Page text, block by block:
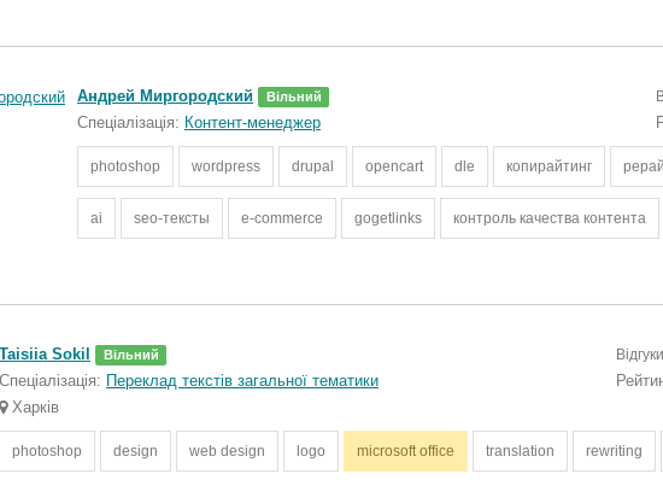
Андрей Миргородский Вільний
Спеціалізація: Контент-менеджер
photoshop wordpress drupal opencart dle копирайтинг
ai seo-тексты e-commerce gogetlinks контроль качества контента
Taisiia Sokil Вільний
Спеціалізація: Переклад текстів загальної тематики
Харків
photoshop design web design logo microsoft office translation rewriting